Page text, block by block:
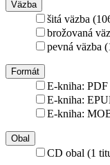
Väzba
šitá väzba
brožovaná
pevná väzba
Formát
E-kniha:
E-kniha:
E-kniha:
Obal
CD obal (1